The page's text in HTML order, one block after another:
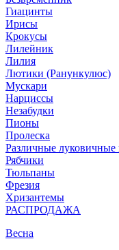
Гиацинты
Ирисы
Крокусы
Лилейник
Лилия
Лютики (Ранункулюс)
Мускари
Нарцисcы
Незабудки
Пионы
Пролеска
Различные луковичные
Рябчики
Тюльпаны
Фрезия
Хризантемы
РАСПРОДАЖА
Весна